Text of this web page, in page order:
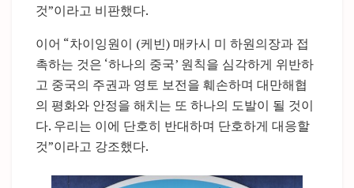
것”이라고 비판했다.
이어 “차이잉원이 (케빈) 매카시 미 하원의장과 접
촉하는 것은 ‘하나의 중국’ 원칙을 심각하게 위반하
고 중국의 주권과 영토 보전을 훼손하며 대만해협
의 평화와 안정을 해치는 또 하나의 도발이 될 것이
다. 우리는 이에 단호히 반대하며 단호하게 대응할
것”이라고 강조했다.